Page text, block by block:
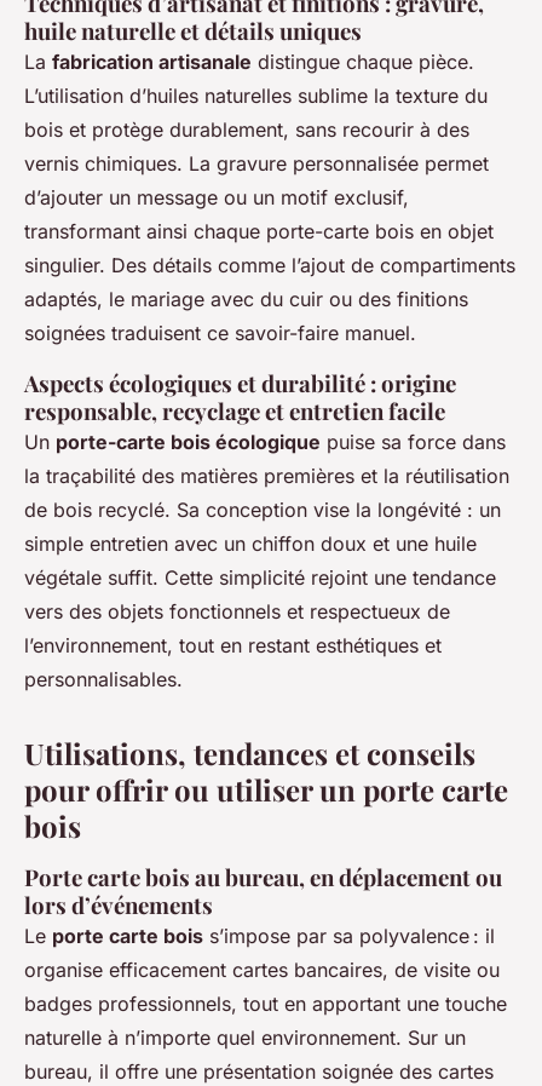
huile naturelle et détails uniques
La fabrication artisanale distingue chaque pièce.
L’utilisation d’huiles naturelles sublime la texture du
bois et protège durablement, sans recourir à des
vernis chimiques. La gravure personnalisée permet
d’ajouter un message ou un motif exclusif,
transformant ainsi chaque porte-carte bois en objet
singulier. Des détails comme l’ajout de compartiments
adaptés, le mariage avec du cuir ou des finitions
soignées traduisent ce savoir-faire manuel.
Aspects écologiques et durabilité : origine
responsable, recyclage et entretien facile
Un porte-carte bois écologique puise sa force dans
la traçabilité des matières premières et la réutilisation
de bois recyclé. Sa conception vise la longévité : un
simple entretien avec un chiffon doux et une huile
végétale suffit. Cette simplicité rejoint une tendance
vers des objets fonctionnels et respectueux de
l’environnement, tout en restant esthétiques et
personnalisables.
Utilisations, tendances et conseils
pour offrir ou utiliser un porte carte
bois
Porte carte bois au bureau, en déplacement ou
lors d’événements
Le porte carte bois s’impose par sa polyvalence : il
organise efficacement cartes bancaires, de visite ou
badges professionnels, tout en apportant une touche
naturelle à n’importe quel environnement. Sur un
bureau, il offre une présentation soignée des cartes